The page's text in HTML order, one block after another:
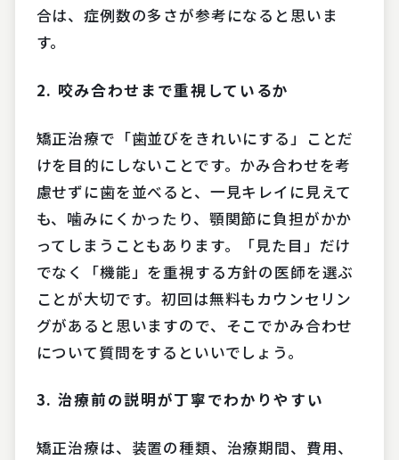
合は、症例数の多さが参考になると思いま
す。
2. 咬み合わせまで重視しているか
矯正治療で「歯並びをきれいにする」ことだ
けを目的にしないことです。かみ合わせを考
慮せずに歯を並べると、一見キレイに見えて
も、噛みにくかったり、顎関節に負担がかか
ってしまうこともあります。「見た目」だけ
でなく「機能」を重視する方針の医師を選ぶ
ことが大切です。初回は無料もカウンセリン
グがあると思いますので、そこでかみ合わせ
について質問をするといいでしょう。
3. 治療前の説明が丁寧でわかりやすい
矯正治療は、装置の種類、治療期間、費用、